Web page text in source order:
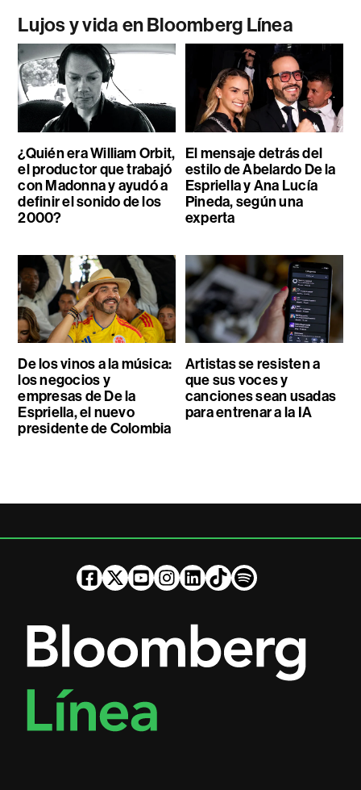
Lujos y vida en Bloomberg Línea
¿Quién era William Orbit,
el productor que trabajó
con Madonna y ayudó a
definir el sonido de los
2000?
El mensaje detrás del
estilo de Abelardo De la
Espriella y Ana Lucía
Pineda, según una
experta
De los vinos a la música:
los negocios y
empresas de De la
Espriella, el nuevo
presidente de Colombia
Artistas se resisten a
que sus voces y
canciones sean usadas
para entrenar a la IA